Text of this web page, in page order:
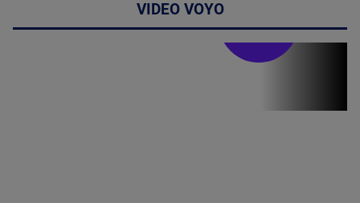
VIDEO VOYO